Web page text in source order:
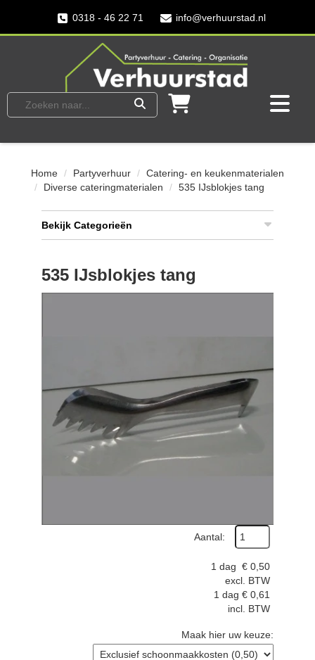
0318 - 46 22 71 info@verhuurstad.nl
Home Partyverhuur
Catering- en keukenmaterialen
Diverse cateringmaterialen
535 IJsblokjes tang
Bekijk Categorieën
535 IJsblokjes tang
Aantal:
1 dag € 0,50
excl. BTW
1 dag € 0,61
incl. BTW
Maak hier uw keuze: